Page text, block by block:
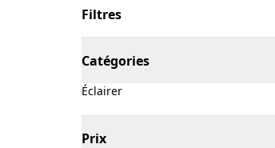
Filtres
Catégories
Éclairer
Prix